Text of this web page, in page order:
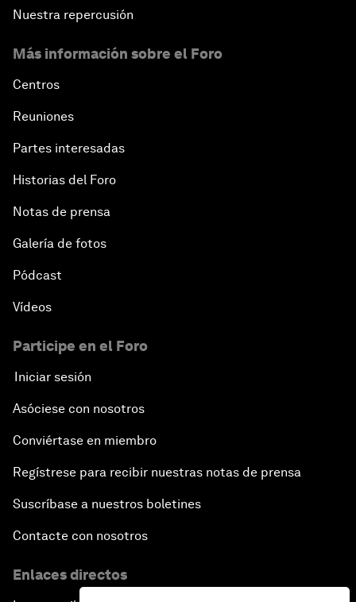
Nuestra repercusión
Más información sobre el Foro
Centros
Reuniones
Partes interesadas
Historias del Foro
Notas de prensa
Galería de fotos
Pódcast
Vídeos
Participe en el Foro
Iniciar sesión
Asóciese con nosotros
Conviértase en miembro
Regístrese para recibir nuestras notas de prensa
Suscríbase a nuestros boletines
Contacte con nosotros
Enlaces directos